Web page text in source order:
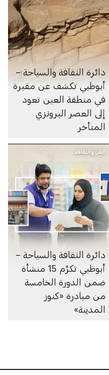
دائرة الثقافة والسياحة –
أبوظبي تكشف عن مقبرة
في منطقة العين تعود
إلى العصر البرونزي
المتأخر
الفن والثقافة
دائرة الثقافة والسياحة –
أبوظبي تكرِّم 15 منشأة
ضمن الدورة الخامسة
من مبادرة «كنوز
المدينة»